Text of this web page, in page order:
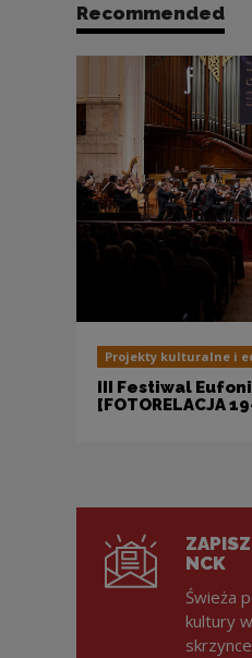
Recommended
Projekty kulturalne i
III Festiwal
[FOTORELACJA
NCK
Świeża
kultury